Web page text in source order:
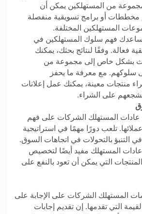
من المستهلكين يمكن أن
أو برامج تسويقية منفصلة
المستهلكين المختلفة.
فهم سلوك المستهلكين في
فعالة. وفقًا لنتائج بحثك، يمكنك
بشكل خاص إلى مجموعة من
سلوكهم. مع معرفة ما يحفز
منتجات معينة، يمكنك عمل إعلانات
على الشراء.
عادات المستهلك الشركات على فهم
تلعب دورًا مهمًا في استراتيجية
في التنبؤ بالتحولات في اتجاهات السوق.
المستهلك مفيد أيضًا لتخصيص
المنتجات التي يمكن أن تعود بالنفع على
المستهلك الشركات على الإجابة على
التي تقدمها. إن تقديم إجابات